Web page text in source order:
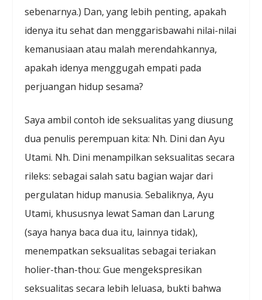
sebenarnya.) Dan, yang lebih penting, apakah
idenya itu sehat dan menggarisbawahi nilai-nilai
kemanusiaan atau malah merendahkannya,
apakah idenya menggugah empati pada
perjuangan hidup sesama?
Saya ambil contoh ide seksualitas yang diusung
dua penulis perempuan kita: Nh. Dini dan Ayu
Utami. Nh. Dini menampilkan seksualitas secara
rileks: sebagai salah satu bagian wajar dari
pergulatan hidup manusia. Sebaliknya, Ayu
Utami, khususnya lewat Saman dan Larung
(saya hanya baca dua itu, lainnya tidak),
menempatkan seksualitas sebagai teriakan
holier-than-thou: Gue mengekspresikan
seksualitas secara lebih leluasa, bukti bahwa